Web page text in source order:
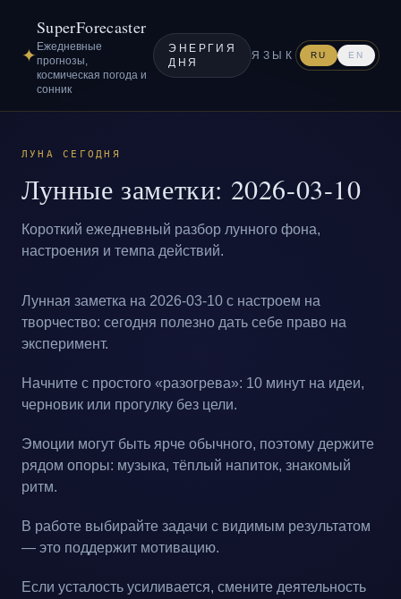
✦
SuperForecaster
Ежедневные
прогнозы,
космическая погода и
сонник
ЭНЕРГИЯ
ДНЯ
ЯЗЫК RU EN
ЛУНА СЕГОДНЯ
Лунные заметки: 2026-03-10
Короткий ежедневный разбор лунного фона,
настроения и темпа действий.
Лунная заметка на 2026-03-10 с настроем на
творчество: сегодня полезно дать себе право на
эксперимент.
Начните с простого «разогрева»: 10 минут на идеи,
черновик или прогулку без цели.
Эмоции могут быть ярче обычного, поэтому держите
рядом опоры: музыка, тёплый напиток, знакомый
ритм.
В работе выбирайте задачи с видимым результатом
— это поддержит мотивацию.
Если усталость усиливается, смените деятельность